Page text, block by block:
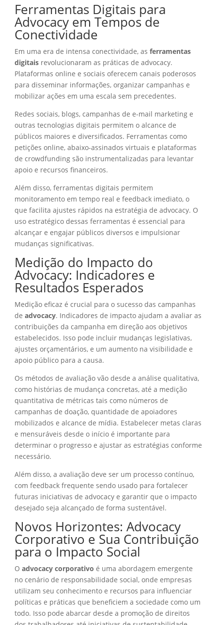
Ferramentas Digitais para
Advocacy em Tempos de
Conectividade
Em uma era de intensa conectividade, as ferramentas
digitais revolucionaram as práticas de advocacy.
Plataformas online e sociais oferecem canais poderosos
para disseminar informações, organizar campanhas e
mobilizar ações em uma escala sem precedentes.
Redes sociais, blogs, campanhas de e-mail marketing e
outras tecnologias digitais permitem o alcance de
públicos maiores e diversificados. Ferramentas como
petições online, abaixo-assinados virtuais e plataformas
de crowdfunding são instrumentalizadas para levantar
apoio e recursos financeiros.
Além disso, ferramentas digitais permitem
monitoramento em tempo real e feedback imediato, o
que facilita ajustes rápidos na estratégia de advocacy. O
uso estratégico dessas ferramentas é essencial para
alcançar e engajar públicos diversos e impulsionar
mudanças significativas.
Medição do Impacto do
Advocacy: Indicadores e
Resultados Esperados
Medição eficaz é crucial para o sucesso das campanhas
de advocacy. Indicadores de impacto ajudam a avaliar as
contribuições da campanha em direção aos objetivos
estabelecidos. Isso pode incluir mudanças legislativas,
ajustes orçamentários, e um aumento na visibilidade e
apoio público para a causa.
Os métodos de avaliação vão desde a análise qualitativa,
como histórias de mudança concretas, até a medição
quantitativa de métricas tais como números de
campanhas de doação, quantidade de apoiadores
mobilizados e alcance de mídia. Estabelecer metas claras
e mensuráveis desde o início é importante para
determinar o progresso e ajustar as estratégias conforme
necessário.
Além disso, a avaliação deve ser um processo contínuo,
com feedback frequente sendo usado para fortalecer
futuras iniciativas de advocacy e garantir que o impacto
desejado seja alcançado de forma sustentável.
Novos Horizontes: Advocacy
Corporativo e Sua Contribuição
para o Impacto Social
O advocacy corporativo é uma abordagem emergente
no cenário de responsabilidade social, onde empresas
utilizam seu conhecimento e recursos para influenciar
políticas e práticas que beneficiem a sociedade como um
todo. Isso pode abarcar desde a promoção de direitos